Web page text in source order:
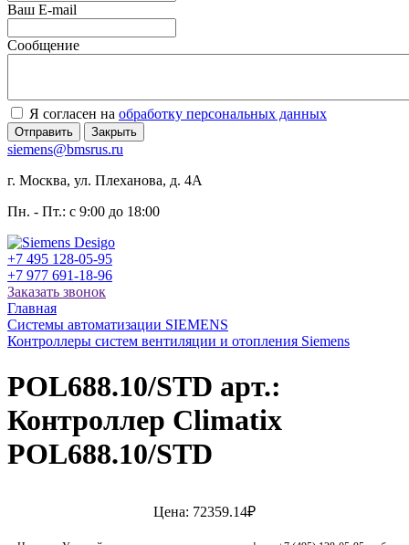
Ваш E-mail
Сообщение
Я согласен на обработку персональных данных
Отправить Закрыть
siemens@bmsrus.ru
г. Москва, ул. Плеханова, д. 4А
Пн. - Пт.: c 9:00 до 18:00
+7 495 128-05-95
+7 977 691-18-96
Заказать звонок
Главная
Системы автоматизации SIEMENS
Контроллеры систем вентиляции и отопления Siemens
POL688.10/STD арт.:
Контроллер Climatix
POL688.10/STD
Цена: 72359.14₽